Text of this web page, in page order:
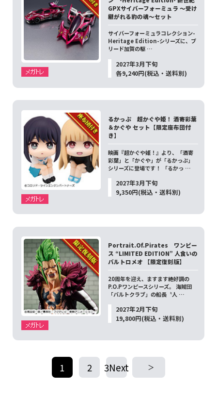
GPXサイバーフォーミュラ ～受け
継がれる豹の魂～セット
サイバーフォーミュラコレクション-
Heritage Edition-シリーズに、ブ
リード加賀の駆 …
2027年3月下旬
各9,240円(税込・送料別)
るかっぷ 超かぐや姫！ 酒寄彩葉
＆かぐや セット【限定座布団付
き】
映画『超かぐや姫！』より、「酒寄
彩葉」と「かぐや」が「るかっぷ」
シリーズに登場です！ 「るかっ …
2027年3月下旬
9,350円(税込・送料別)
Portrait.Of.Pirates ワンピー
ス “LIMITED EDITION” 人食いの
バルトロメオ 【限定復刻版】
20周年を迎え、ますます絶好調の
P.O.Pワンピースシリーズ。 海賊団
「バルトクラブ」の船長〝人 …
2027年2月下旬
19,800円(税込・送料別)
1 2 ​ ​
3Next